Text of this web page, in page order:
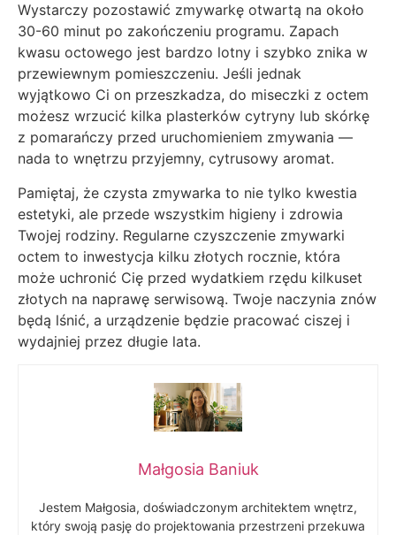
Wystarczy pozostawić zmywarkę otwartą na około
30-60 minut po zakończeniu programu. Zapach
kwasu octowego jest bardzo lotny i szybko znika w
przewiewnym pomieszczeniu. Jeśli jednak
wyjątkowo Ci on przeszkadza, do miseczki z octem
możesz wrzucić kilka plasterków cytryny lub skórkę
z pomarańczy przed uruchomieniem zmywania —
nada to wnętrzu przyjemny, cytrusowy aromat.
Pamiętaj, że czysta zmywarka to nie tylko kwestia
estetyki, ale przede wszystkim higieny i zdrowia
Twojej rodziny. Regularne czyszczenie zmywarki
octem to inwestycja kilku złotych rocznie, która
może uchronić Cię przed wydatkiem rzędu kilkuset
złotych na naprawę serwisową. Twoje naczynia znów
będą lśnić, a urządzenie będzie pracować ciszej i
wydajniej przez długie lata.
Małgosia Baniuk
Jestem Małgosia, doświadczonym architektem wnętrz,
który swoją pasję do projektowania przestrzeni przekuwa